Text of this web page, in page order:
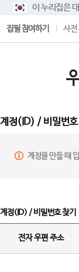
이 누리집은
집필 참여하기 사전
계정(ID) / 비밀번호
계정을 만들 때
계정(ID) / 비밀번호 찾기
전자 우편 주소